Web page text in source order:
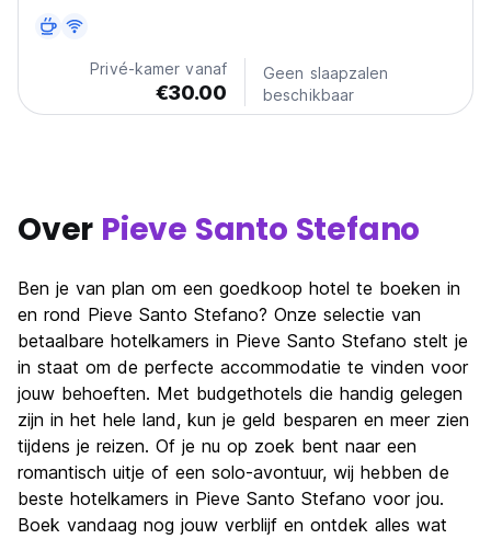
minuten prachtige en historische steden zoals Perugia,
Gubbio, Arezzo en Assisi. Gratis WiFi beschikbaar.
Privé-kamer vanaf
€30.00
Geen slaapzalen
beschikbaar
Over Pieve Santo Stefano
Ben je van plan om een goedkoop hotel te boeken in
en rond Pieve Santo Stefano? Onze selectie van
betaalbare hotelkamers in Pieve Santo Stefano stelt je
in staat om de perfecte accommodatie te vinden voor
jouw behoeften. Met budgethotels die handig gelegen
zijn in het hele land, kun je geld besparen en meer zien
tijdens je reizen. Of je nu op zoek bent naar een
romantisch uitje of een solo-avontuur, wij hebben de
beste hotelkamers in Pieve Santo Stefano voor jou.
Boek vandaag nog jouw verblijf en ontdek alles wat